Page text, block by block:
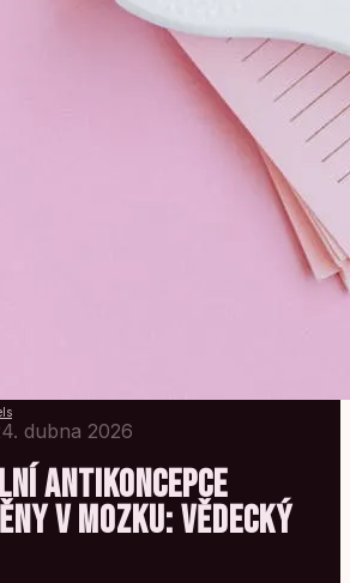
dubna 2026
ANTIKONCEPCE
V MOZKU: VĚDECKÝ